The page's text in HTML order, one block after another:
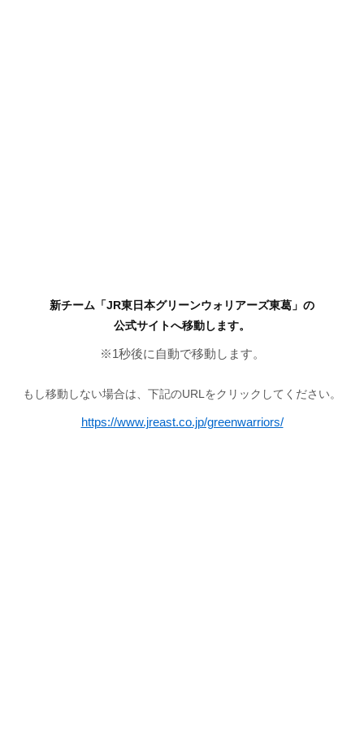
新チーム「JR東日本グリーンウォリアーズ東葛」の
公式サイトへ移動します。
※1秒後に自動で移動します。
もし移動しない場合は、下記のURLをクリックしてください。
https://www.jreast.co.jp/greenwarriors/